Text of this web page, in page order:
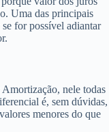
Uma das principais
se for possível adiantar
nele todas
é, sem dúvidas,
menores do que